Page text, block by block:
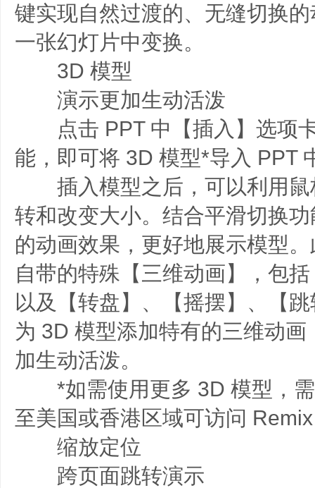
键实现自然过渡的、无缝切换
一张幻灯片中变换。
3D 模型
演示更加生动活泼
点击 PPT 中【插入】选项
能，即可将 3D 模型*导入 PPT
插入模型之后，可以利用鼠
转和改变大小。结合平滑切换
的动画效果，更好地展示模型
自带的特殊【三维动画】，包
以及【转盘】、【摇摆】、【
为 3D 模型添加特有的三维动
加生动活泼。
*如需使用更多 3D 模型，需
至美国或香港区域可访问
缩放定位
跨页面跳转演示